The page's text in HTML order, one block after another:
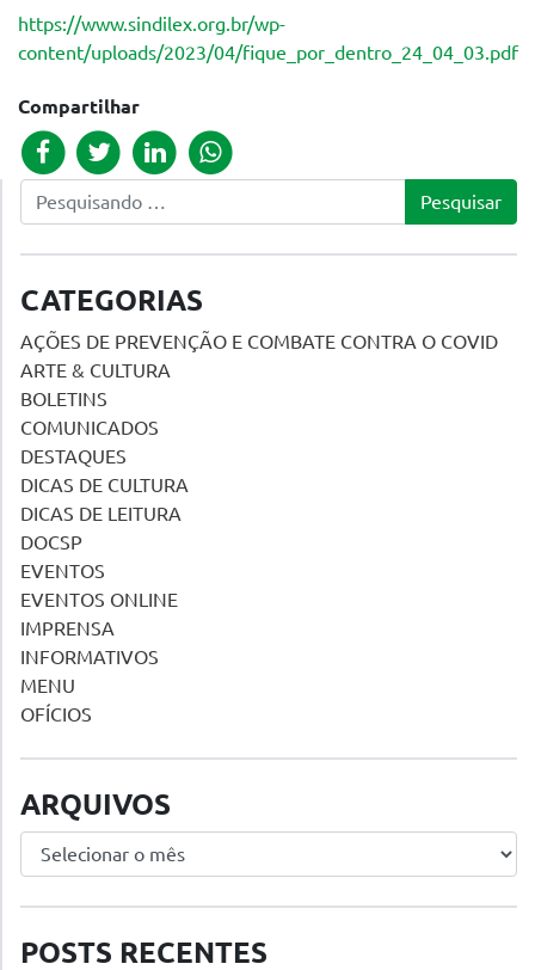
https://www.sindilex.org.br/wp-
content/uploads/2023/04/fique_por_dentro_24_04_03.pdf
Compartilhar
Pesquisar
CATEGORIAS
AÇÕES DE PREVENÇÃO E COMBATE CONTRA O COVID
ARTE & CULTURA
BOLETINS
COMUNICADOS
DESTAQUES
DICAS DE CULTURA
DICAS DE LEITURA
DOCSP
EVENTOS
EVENTOS ONLINE
IMPRENSA
INFORMATIVOS
MENU
OFÍCIOS
ARQUIVOS
Arquivos
POSTS RECENTES